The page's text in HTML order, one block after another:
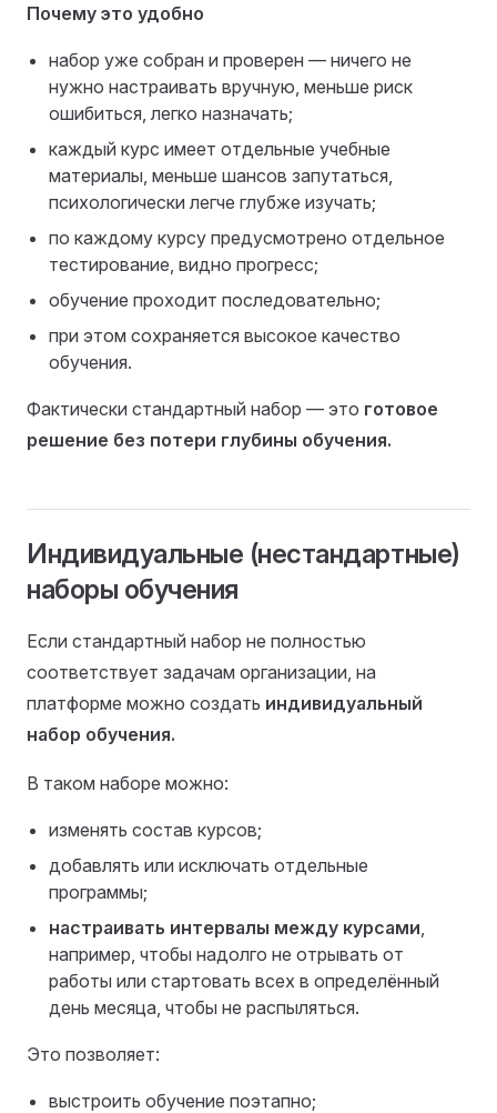
Почему это удобно
набор уже собран и проверен — ничего не
нужно настраивать вручную, меньше риск
ошибиться, легко назначать;
каждый курс имеет отдельные учебные
материалы, меньше шансов запутаться,
психологически легче глубже изучать;
по каждому курсу предусмотрено отдельное
тестирование, видно прогресс;
обучение проходит последовательно;
при этом сохраняется высокое качество
обучения.
Фактически стандартный набор — это готовое
решение без потери глубины обучения.
Индивидуальные (нестандартные)
наборы обучения
Если стандартный набор не полностью
соответствует задачам организации, на
платформе можно создать индивидуальный
набор обучения.
В таком наборе можно:
изменять состав курсов;
добавлять или исключать отдельные
программы;
настраивать интервалы между курсами
например, чтобы надолго не отрывать от
работы или стартовать всех в определённый
день месяца, чтобы не распыляться.
Это позволяет:
выстроить обучение поэтапно;